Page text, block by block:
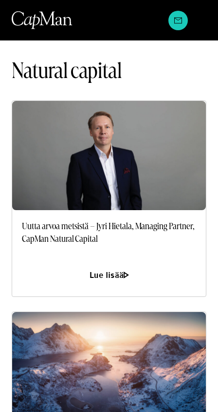
sisältöön
Investment
Natural capital
Uutta arvoa metsistä – Jyri Hietala, Managing Partner,
CapMan Natural Capital
Lue lisää